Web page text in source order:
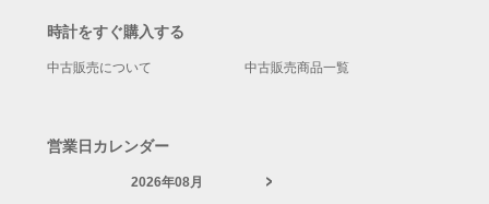
時計をすぐ購入する
中古販売について 中古販売商品一覧
営業日カレンダー
2026年08月